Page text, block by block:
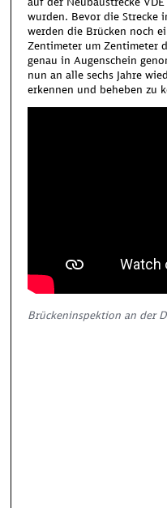
Wir
Diese Karte wird von
wurden. Bevor die Strecke
werden die Brücken noch
Zentimeter um Zentimeter
genau in Augenschein
nun an alle sechs Jahre
erkennen und beheben zu
Brückeninspektion an der